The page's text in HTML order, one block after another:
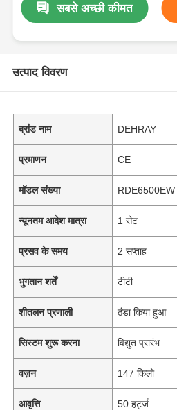
सबसे अच्छी कीमत
उत्पाद विवरण
ब्रांड नाम DEHRAY
प्रमाणन CE
मॉडल संख्या RDE6500EW
न्यूनतम आदेश मात्रा 1 सेट
प्रसव के समय 2 सप्ताह
भुगतान शर्तें टीटी
शीतलन प्रणाली ठंडा किया हुआ
सिस्टम शुरू करना विद्युत प्रारंभ
वज़न 147 किलो
आवृत्ति 50 हर्ट्ज